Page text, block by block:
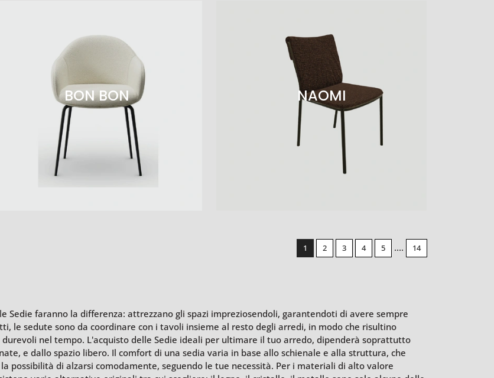
BON BON NAOMI
1 2 3 4 5 .... 14
Sedie faranno la differenza: attrezzano gli spazi impreziosendoli, garantendoti di avere sempre
le sedute sono da coordinare con i tavoli insieme al resto degli arredi, in modo che risultino
nel tempo. L'acquisto delle Sedie ideali per ultimare il tuo arredo, dipenderà soprattutto
e dallo spazio libero. Il comfort di una sedia varia in base allo schienale e alla struttura, che
possibilità di alzarsi comodamente, seguendo le tue necessità. Per i materiali di alto valore